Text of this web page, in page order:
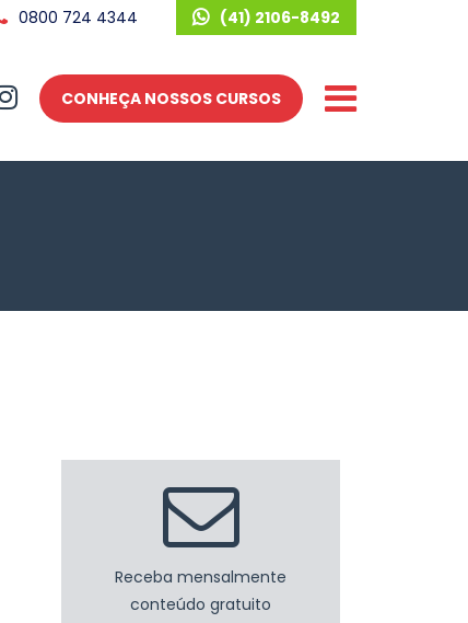
(41) 2106-8492
0800 724 4344
CONHEÇA NOSSOS CURSOS
Receba mensalmente
conteúdo gratuito